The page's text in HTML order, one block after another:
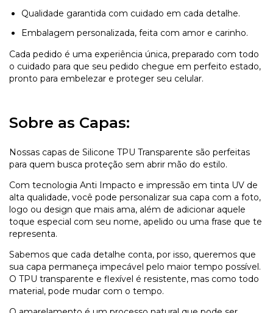
Qualidade garantida com cuidado em cada detalhe.
Embalagem personalizada, feita com amor e carinho.
Cada pedido é uma experiência única, preparado com todo
o cuidado para que seu pedido chegue em perfeito estado,
pronto para embelezar e proteger seu celular.
Sobre as Capas:
Nossas capas de Silicone TPU Transparente são perfeitas
para quem busca proteção sem abrir mão do estilo.
Com tecnologia Anti Impacto e impressão em tinta UV de
alta qualidade, você pode personalizar sua capa com a foto,
logo ou design que mais ama, além de adicionar aquele
toque especial com seu nome, apelido ou uma frase que te
representa.
Sabemos que cada detalhe conta, por isso, queremos que
sua capa permaneça impecável pelo maior tempo possível.
O TPU transparente e flexível é resistente, mas como todo
material, pode mudar com o tempo.